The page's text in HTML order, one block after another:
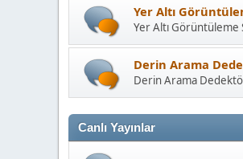
Yer Altı
Yer Altı Görüntüleme
Derin Arama
Derin Arama
Canlı Yayınlar